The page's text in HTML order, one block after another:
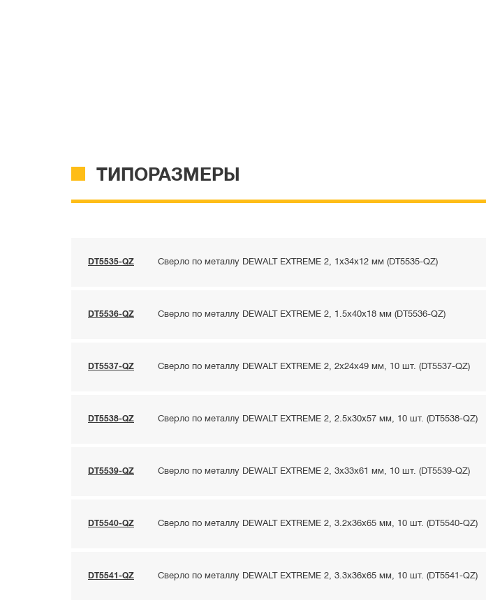
ТИПОРАЗМЕРЫ
DT5535-QZ Сверло по металлу DEWALT EXTREME 2, 1x34x12 мм (DT5535-QZ)
DT5536-QZ Сверло по металлу DEWALT EXTREME 2, 1.5x40x18 мм (DT5536-QZ)
DT5537-QZ Сверло по металлу DEWALT EXTREME 2, 2x24x49 мм, 10 шт. (DT5537-QZ)
DT5538-QZ Сверло по металлу DEWALT EXTREME 2, 2.5x30x57 мм, 10 шт. (DT5538-QZ)
DT5539-QZ Сверло по металлу DEWALT EXTREME 2, 3x33x61 мм, 10 шт. (DT5539-QZ)
DT5540-QZ Сверло по металлу DEWALT EXTREME 2, 3.2x36x65 мм, 10 шт. (DT5540-QZ)
DT5541-QZ Сверло по металлу DEWALT EXTREME 2, 3.3x36x65 мм, 10 шт. (DT5541-QZ)